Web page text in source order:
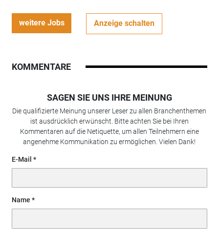
weitere Jobs Anzeige schalten
KOMMENTARE
SAGEN SIE UNS IHRE MEINUNG
Die qualifizierte Meinung unserer Leser zu allen Branchenthemen
ist ausdrücklich erwünscht. Bitte achten Sie bei Ihren
Kommentaren auf die Netiquette, um allen Teilnehmern eine
angenehme Kommunikation zu ermöglichen. Vielen Dank!
E-Mail
Name